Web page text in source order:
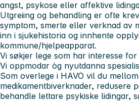
angst, psykose eller affektive
Utgreiing og behandling er ofte
symptom, smerte eller verknad av
inn i sjukehistoria og innhente
kommune/hjelpeapparat.
Vi søkjer lege som har interesse
Vi oppmodar òg nyutdanna
Som overlege i HAVO vil du
medikamentbiverknader, redusere
behandle lettare psykiske lidingar,